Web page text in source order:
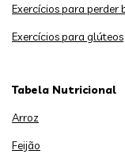
Exercícios para perder
Exercícios para glúteos
Tabela Nutricional
Arroz
Feijão